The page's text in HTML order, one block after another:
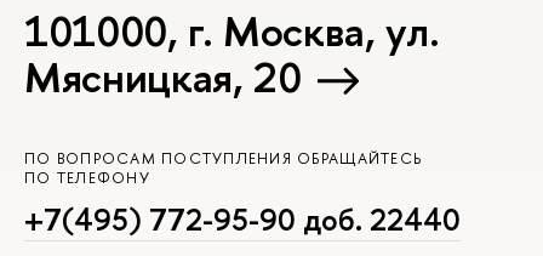
101000, г. Москва, ул.
Мясницкая, 20
ПО ВОПРОСАМ ПОСТУПЛЕНИЯ ОБРАЩАЙТЕСЬ
ПО ТЕЛЕФОНУ
+7(495) 772-95-90 доб. 22440